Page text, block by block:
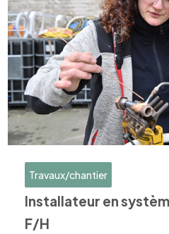
Travaux/chantier
Installateur en
F/H